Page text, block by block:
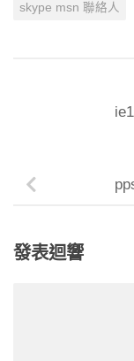
skype msn 聯絡人
發表迴響